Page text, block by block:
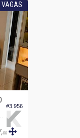
VAGAS
#3.956
da Foz
00